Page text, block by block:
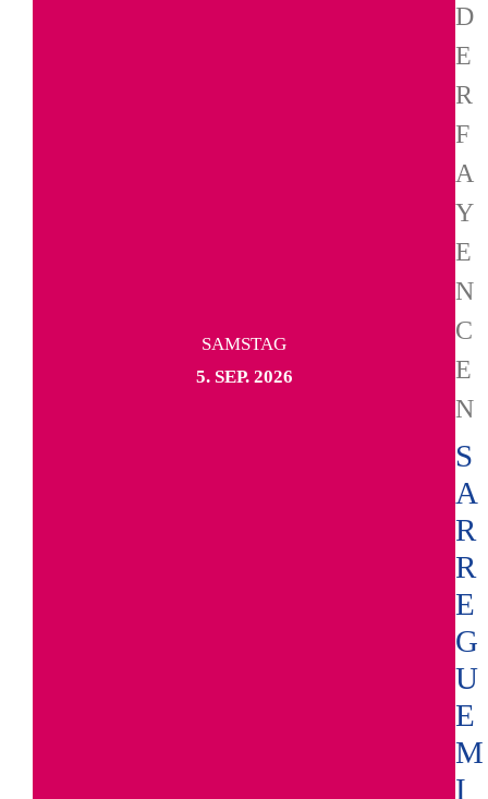
SAMSTAG
5. SEP. 2026
S
A
R
R
E
G
U
E
M
I
D
E
R
F
A
Y
E
N
C
E
N